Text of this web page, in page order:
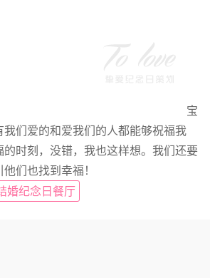
宝
我们爱的和爱我们的人都能够祝福我
时刻，没错，我也这样想。我们还要
们也找到幸福！
婚纪念日餐厅